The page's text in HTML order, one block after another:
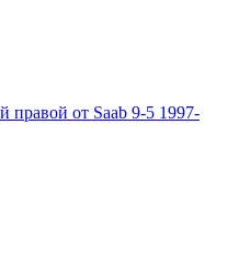
правой от Saab 9-5 1997-